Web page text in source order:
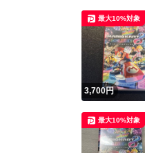
3,700円
最大10%対象
最大10%対象